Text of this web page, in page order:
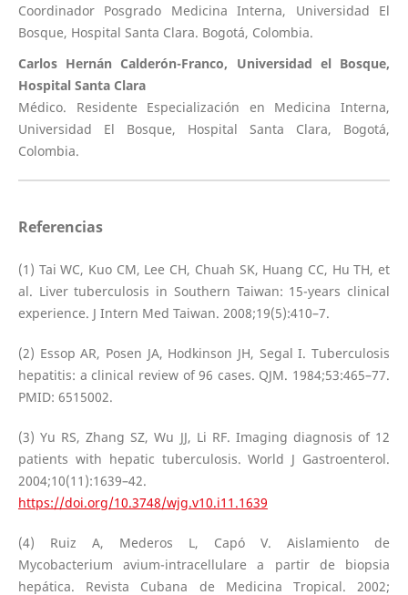
Coordinador Posgrado Medicina Interna, Universidad El
Bosque, Hospital Santa Clara. Bogotá, Colombia.
Carlos Hernán Calderón-Franco, Universidad el Bosque,
Hospital Santa Clara
Médico. Residente Especialización en Medicina Interna,
Universidad El Bosque, Hospital Santa Clara, Bogotá,
Colombia.
Referencias
(1) Tai WC, Kuo CM, Lee CH, Chuah SK, Huang CC, Hu TH, et
al. Liver tuberculosis in Southern Taiwan: 15-years clinical
experience. J Intern Med Taiwan. 2008;19(5):410–7.
(2) Essop AR, Posen JA, Hodkinson JH, Segal I. Tuberculosis
hepatitis: a clinical review of 96 cases. QJM. 1984;53:465–77.
PMID: 6515002.
(3) Yu RS, Zhang SZ, Wu JJ, Li RF. Imaging diagnosis of 12
patients with hepatic tuberculosis. World J Gastroenterol.
2004;10(11):1639–42.
https://doi.org/10.3748/wjg.v10.i11.1639
(4) Ruiz A, Mederos L, Capó V. Aislamiento de
Mycobacterium avium-intracellulare a partir de biopsia
hepática. Revista Cubana de Medicina Tropical. 2002;